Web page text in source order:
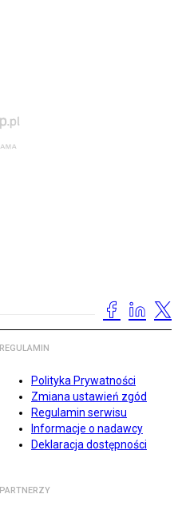
REGULAMIN
Polityka Prywatności
Zmiana ustawień zgód
Regulamin serwisu
Informacje o nadawcy
Deklaracja dostępności
PARTNERZY